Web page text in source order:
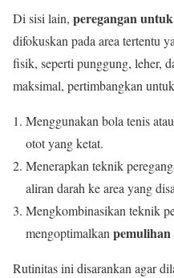
Di sisi lain, peregangan
difokuskan pada area tertentu
fisik, seperti punggung, leher,
maksimal, pertimbangkan
Menggunakan bola tenis
otot yang ketat.
Menerapkan teknik
aliran darah ke area yang
Mengkombinasikan teknik
mengoptimalkan
Rutinitas ini disarankan agar